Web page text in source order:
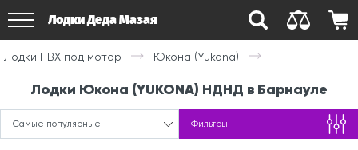
Лодки Деда Мазая
Лодки ПВХ под мотор Юкона (Yukona)
Лодки Юкона (YUKONA) НДНД в Барнауле
Самые популярные Фильтры